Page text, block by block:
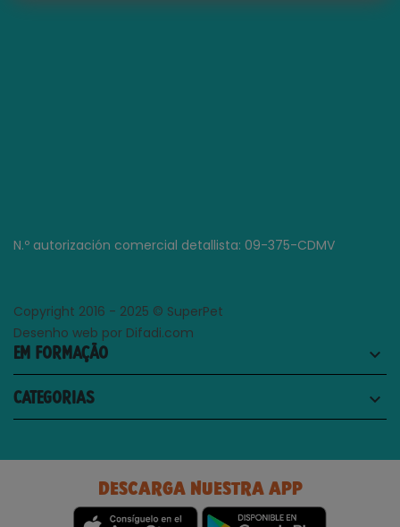
N.º autorización comercial detallista: 09-375-CDMV
Copyright 2016 - 2025 © SuperPet
Desenho web por Difadi.com
EM FORMAÇÃO keyboard_arrow_down
CATEGORIAS keyboard_arrow_down
DESCARGA NUESTRA APP